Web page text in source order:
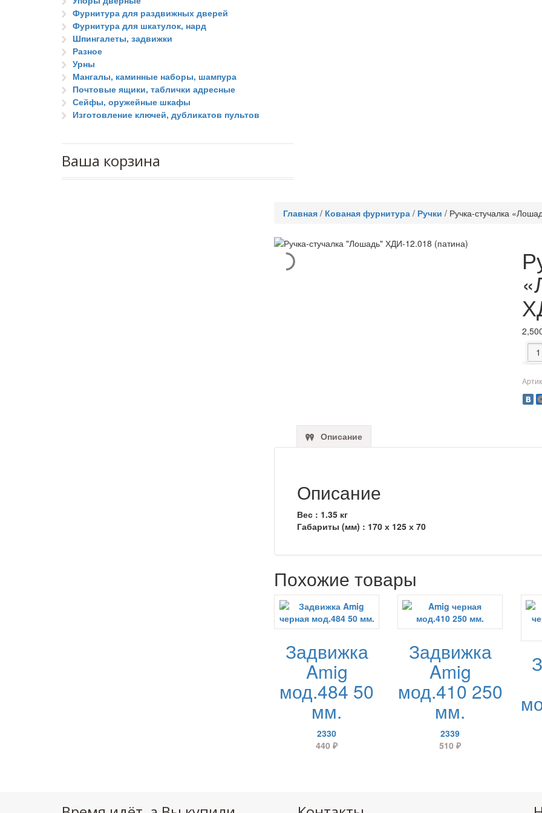
Фурнитура для раздвижных дверей
Фурнитура для шкатулок, нард
Шпингалеты, задвижки
Разное
Урны
Мангалы, каминные наборы, шампура
Почтовые ящики, таблички адресные
Сейфы, оружейные шкафы
Изготовление ключей, дубликатов пультов
Ваша корзина
Главная / Кованая фурнитура / Ручки / Ручка-стучалка
Описание
Описание
Вес : 1.35кг
Габариты (мм) : 170 х 125 х 70
Похожие товары
Задвижка
Amig
мод.484 50
мм.
2330
440₽
Задвижка
Amig
мод.410 250
мм.
2339
510 ₽